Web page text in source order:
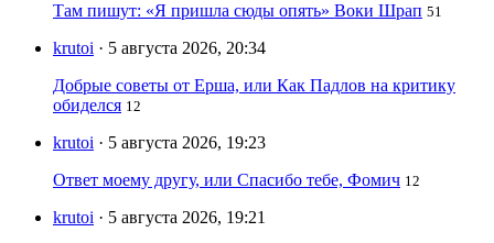
Там пишут: «Я пришла сюды опять» Воки Шрап 51
krutoi · 5 августа 2026, 20:34
Добрые советы от Ерша, или Как Падлов на критику
обиделся 12
krutoi · 5 августа 2026, 19:23
Ответ моему другу, или Спасибо тебе, Фомич 12
krutoi · 5 августа 2026, 19:21